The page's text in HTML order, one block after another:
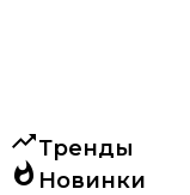
trending_upТренды
whatshot Новинки